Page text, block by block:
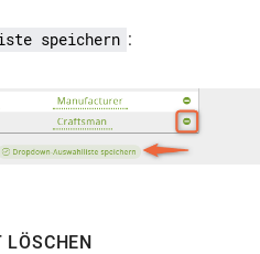
speichern :
LÖSCHEN